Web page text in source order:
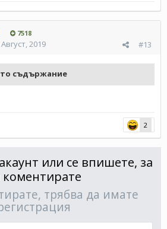
7518
#13
2019
съдържание
2
или се впишете, за
коментирате
трябва да имате